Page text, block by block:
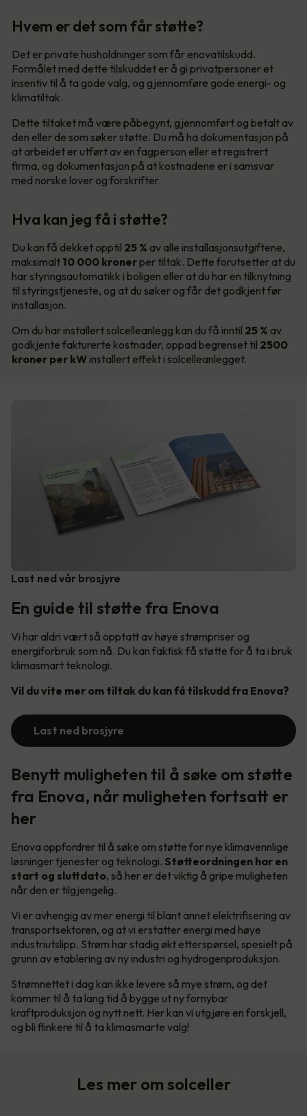
Hvem er det som får støtte?
Det er private husholdninger som får enovatilskudd.
Formålet med dette tilskuddet er å gi privatpersoner et
insentiv til å ta gode valg, og gjennomføre gode energi- og
klimatiltak.
Dette tiltaket må være påbegynt, gjennomført og betalt av
den eller de som søker støtte. Du må ha dokumentasjon på
at arbeidet er utført av en fagperson eller et registrert
firma, og dokumentasjon på at kostnadene er i samsvar
med norske lover og forskrifter.
Hva kan jeg få i støtte?
Du kan få dekket opptil 25 % av alle installasjonsutgiftene,
maksimalt 10 000 kronerper tiltak. Dette forutsetter at du
har styringsautomatikk i boligen eller at du har en tilknytning
til styringstjeneste, og at du søker og får det godkjent før
installasjon.
Om du har installert solcelleanlegg kan du få inntil 25 % av
godkjente fakturerte kostnader, oppad begrenset til 2500
kroner per kW installert effekt i solcelleanlegget.
Last ned vår brosjyre
En guide til støtte fra Enova
Vi har aldri vært så opptatt av høye strømpriser og
energiforbruk som nå. Du kan faktisk få støtte for å ta i bruk
klimasmart teknologi.
Vil du vite mer om tiltak du kan få tilskudd fra Enova?
Last ned brosjyre
Benytt muligheten til å søke om støtte
fra Enova, når muligheten fortsatt er
her
Enova oppfordrer til å søke om støtte for nye klimavennlige
løsninger tjenester og teknologi. Støtteordningen har en
start og sluttdato, så her er det viktig å gripe muligheten
når den er tilgjengelig.
Vi er avhengig av mer energi til blant annet elektrifisering av
transportsektoren, og at vi erstatter energi med høye
industriutslipp. Strøm har stadig økt etterspørsel, spesielt på
grunn av etablering av ny industri og hydrogenproduksjon.
Strømnettet i dag kan ikke levere så mye strøm, og det
kommer til å ta lang tid å bygge ut ny fornybar
kraftproduksjon og nytt nett. Her kan vi utgjøre en forskjell,
og bli flinkere til å ta klimasmarte valg!
Les mer om solceller